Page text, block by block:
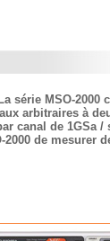
MSO-2000
arbitraires à
canal de 1GSa
de mesurer